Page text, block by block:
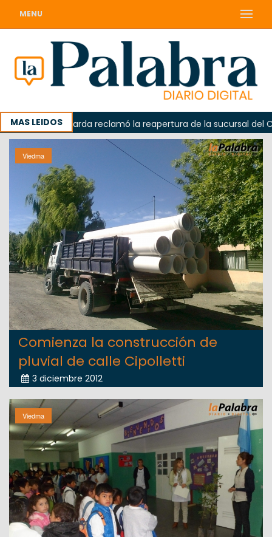
MENU
MAS LEIDOS
Odarda reclamó la reapertura de la sucursal del
Viedma
Comienza la construcción de
pluvial de calle Cipolletti
3 diciembre 2012
Viedma